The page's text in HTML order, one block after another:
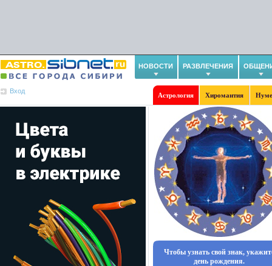
НОВОСТИ РАЗВЛЕЧЕНИЯ
Вход
Астрология Хиромантия
Чтобы узнать свой знак,
день рождения.